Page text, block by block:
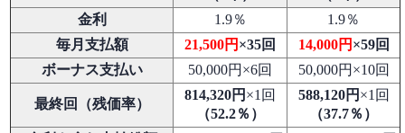
金利
1.9％
1.9％
毎月支払額
21,500円 ×35回 14,000円 ×59回
ボーナス支払い
50,000円×6回 50,000円×10回
最終回（残価率）
814,320円 ×1回
（52.2％）
588,120円 ×1回
（37.7％）